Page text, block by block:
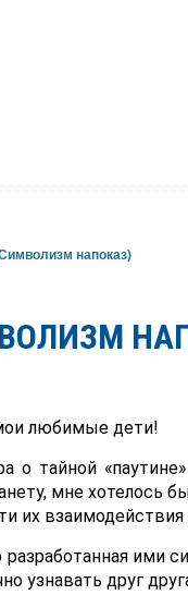
напоказ)
любимые дети!
о тайной
мне хотелось
их
ими
узнавать друг